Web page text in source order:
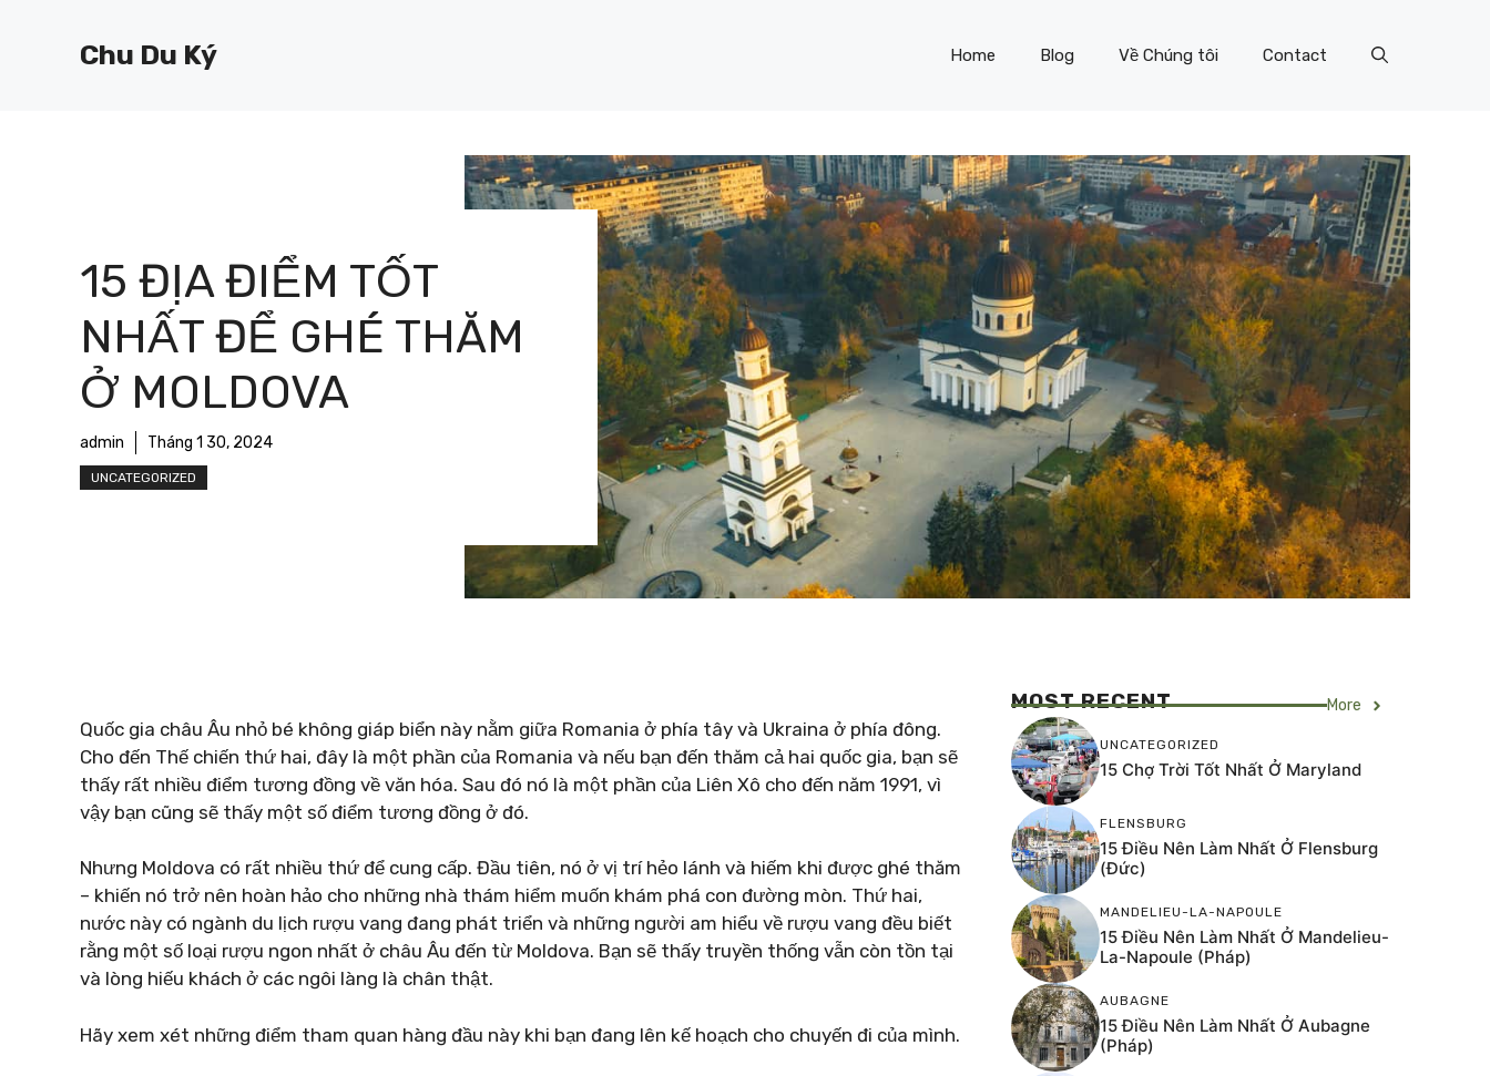
Chu Du Ký Home Blog Về Chúng tôi Contact
15 ĐỊA ĐIỂM TỐT
NHẤT ĐỂ GHÉ THĂM
Ở MOLDOVA
admin Tháng 1 30, 2024
UNCATEGORIZED
Quốc gia châu Âu nhỏ bé không giáp biển này nằm giữa Romania ở phía tây và Ukraina ở phía đông.
Cho đến Thế chiến thứ hai, đây là một phần của Romania và nếu bạn đến thăm cả hai quốc gia, bạn sẽ
thấy rất nhiều điểm tương đồng về văn hóa. Sau đó nó là một phần của Liên Xô cho đến năm 1991, vì
vậy bạn cũng sẽ thấy một số điểm tương đồng ở đó.
Nhưng Moldova có rất nhiều thứ để cung cấp. Đầu tiên, nó ở vị trí hẻo lánh và hiếm khi được ghé thăm
– khiến nó trở nên hoàn hảo cho những nhà thám hiểm muốn khám phá con đường mòn. Thứ hai,
nước này có ngành du lịch rượu vang đang phát triển và những người am hiểu về rượu vang đều biết
rằng một số loại rượu ngon nhất ở châu Âu đến từ Moldova. Bạn sẽ thấy truyền thống vẫn còn tồn tại
và lòng hiếu khách ở các ngôi làng là chân thật.
Hãy xem xét những điểm tham quan hàng đầu này khi bạn đang lên kế hoạch cho chuyến đi của mình.
MOST RECENT More
UNCATEGORIZED
15 Chợ Trời Tốt Nhất Ở Maryland
FLENSBURG
15 Điều Nên Làm Nhất Ở Flensburg
(Đức)
MANDELIEU-LA-NAPOULE
15 Điều Nên Làm Nhất Ở Mandelieu-
La-Napoule (Pháp)
AUBAGNE
15 Điều Nên Làm Nhất Ở Aubagne
(Pháp)